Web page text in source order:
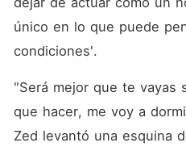
único en lo que puede
condiciones'.
"Será mejor que te vayas
que hacer, me voy a
Zed levantó una esquina